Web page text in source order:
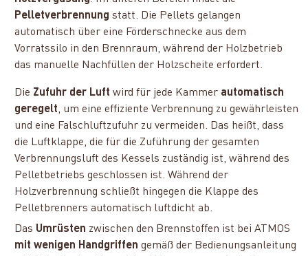
Pelletverbrennung statt. Die Pellets gelangen
automatisch über eine Förderschnecke aus dem
Vorratssilo in den Brennraum, während der Holzbetrieb
das manuelle Nachfüllen der Holzscheite erfordert.
Die Zufuhr der Luft wird für jede Kammer automatisch
geregelt, um eine effiziente Verbrennung zu gewährleisten
und eine Falschluftzufuhr zu vermeiden. Das heißt, dass
die Luftklappe, die für die Zuführung der gesamten
Verbrennungsluft des Kessels zuständig ist, während des
Pelletbetriebs geschlossen ist. Während der
Holzverbrennung schließt hingegen die Klappe des
Pelletbrenners automatisch luftdicht ab.
Das Umrüsten zwischen den Brennstoffen ist bei ATMOS
mit wenigen Handgriffen gemäß der Bedienungsanleitung